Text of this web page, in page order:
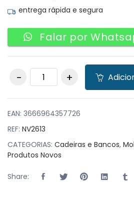
entrega rápida e segura
Falar por
Pack 50 Cadeiras
AIRE com braços
EAN: 3666964357726
REF: NV2613
CATEGORIAS: Cadeiras e Bancos,
Produtos Novos
Share: